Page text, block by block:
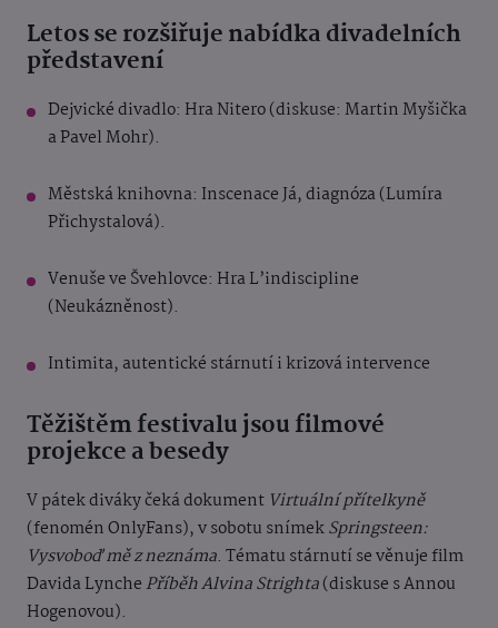
Letos se rozšiřuje nabídka divadelních
představení
Dejvické divadlo: Hra Nitero (diskuse: Martin Myšička
a Pavel Mohr).
Městská knihovna: Inscenace Já, diagnóza (Lumíra
Přichystalová).
Venuše ve Švehlovce: Hra L’indiscipline
(Neukázněnost).
Intimita, autentické stárnutí i krizová intervence
Těžištěm festivalu jsou filmové
projekce a besedy
V pátek diváky čeká dokument Virtuální přítelkyně
(fenomén OnlyFans), v sobotu snímekSpringsteen:
Vysvoboď mě z neznáma. Tématu stárnutí se věnuje film
Davida Lynche Příběh Alvina Strighta(diskuse s Annou
Hogenovou).